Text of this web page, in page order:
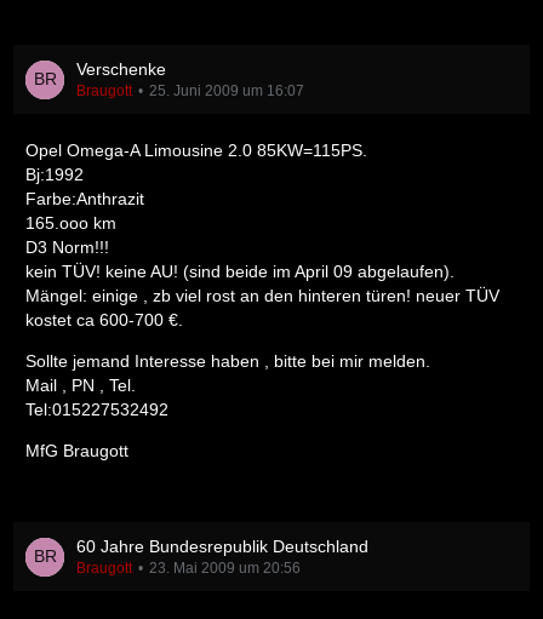
Verschenke
Braugott 25. Juni 2009 um 16:07
Opel Omega-A Limousine 2.0 85KW=115PS.
Bj:1992
Farbe:Anthrazit
165.ooo km
D3 Norm!!!
kein TÜV! keine AU! (sind beide im April 09 abgelaufen).
Mängel: einige , zb viel rost an den hinteren türen! neuer TÜV
kostet ca 600-700 €.
Sollte jemand Interesse haben , bitte bei mir melden.
Mail , PN , Tel.
Tel:015227532492
MfG Braugott
60 Jahre Bundesrepublik Deutschland
Braugott 23. Mai 2009 um 20:56